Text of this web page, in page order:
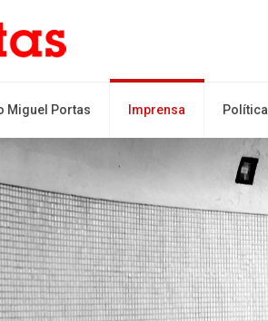
Miguel Portas Imprensa Política